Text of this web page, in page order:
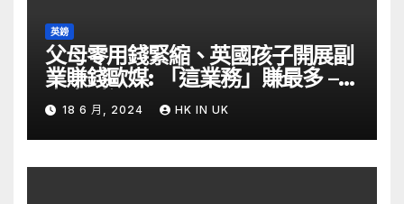
英鎊
父母零用錢緊縮、英國孩子開展副
業賺錢歐媒: 「這業務」賺最多 –
自由財經
18 6 月, 2024 HK IN UK